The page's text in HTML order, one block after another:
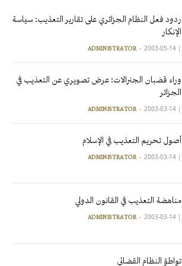
ردود فعل النظام الجزائري على تقارير التعذيب: سياسة
الإنكار
|
ADMINISTRATOR 2003-05-14
وراء قضبان الجنرالات: عرض تصويري عن التعذيب في
الجزائر
|
ADMINISTRATOR 2003-03-14
أصول تحريم التعذيب في الإسلام
|
ADMINISTRATOR 2003-03-14
مناهضة التعذيب في القانون الدولي
|
ADMINISTRATOR 2003-03-14
تواطؤ النظام القضائي